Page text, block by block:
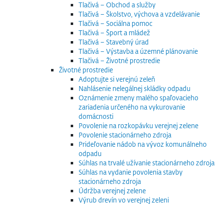
Tlačivá – Obchod a služby
Tlačivá – Školstvo, výchova a vzdelávanie
Tlačivá – Sociálna pomoc
Tlačivá – Šport a mládež
Tlačivá – Stavebný úrad
Tlačivá – Výstavba a územné plánovanie
Tlačivá – Životné prostredie
Životné prostredie
Adoptujte si verejnú zeleň
Nahlásenie nelegálnej skládky odpadu
Oznámenie zmeny malého spaľovacieho
zariadenia určeného na vykurovanie
domácnosti
Povolenie na rozkopávku verejnej zelene
Povolenie stacionárneho zdroja
Prideľovanie nádob na vývoz komunálneho
odpadu
Súhlas na trvalé užívanie stacionárneho zdroja
Súhlas na vydanie povolenia stavby
stacionárneho zdroja
Údržba verejnej zelene
Výrub drevín vo verejnej zeleni